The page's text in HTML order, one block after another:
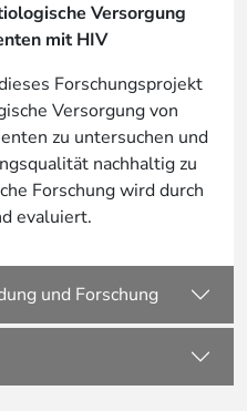
Versorgung
mit HIV
Forschungsprojekt
Versorgung von
zu untersuchen und
nachhaltig zu
Forschung wird durch
evaluiert.
und Forschung